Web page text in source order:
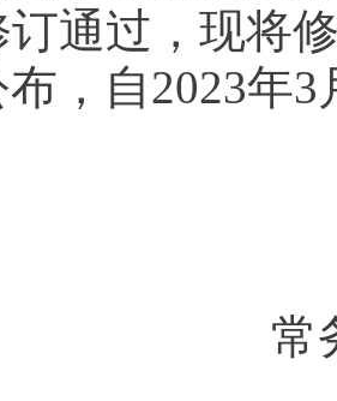
订通过，现将
，自2023年
常